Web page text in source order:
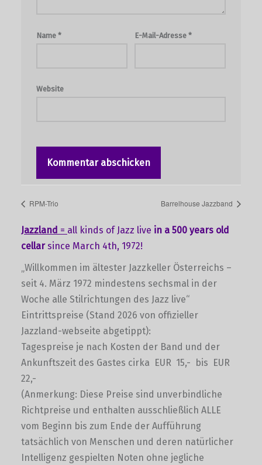
Name * E-Mail-Adresse*
Website
RPM-Trio Barrelhouse Jazzband
Jazzland = all kinds of Jazz live in a 500 years old
cellarsince March 4th, 1972!
„Willkommen im ältester Jazzkeller Österreichs –
seit 4. März 1972 mindestens sechsmal in der
Woche alle Stilrichtungen des Jazz live“
Eintrittspreise (Stand 2026 von offizieller
Jazzland-webseite abgetippt):
Tagespreise je nach Kosten der Band und der
Ankunftszeit des Gastes cirka EUR 15,- bis EUR
22,-
(Anmerkung: Diese Preise sind unverbindliche
Richtpreise und enthalten ausschließlich ALLE
vom Beginn bis zum Ende der Aufführung
tatsächlich von Menschen und deren natürlicher
Intelligenz gespielten Noten ohne jegliche